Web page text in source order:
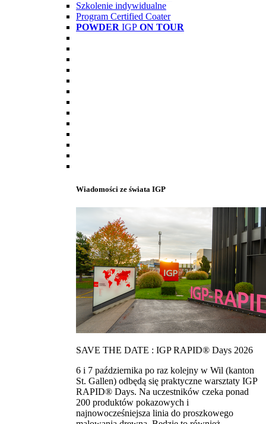
Szkolenie indywidualne
Program Certified Coater
POWDER IGP ON TOUR
Wiadomości ze świata IGP
SAVE THE DATE : IGP RAPID® Days 2026
6 i 7 października po raz kolejny w Wil (kanton
St. Gallen) odbędą się praktyczne warsztaty IGP
RAPID® Days. Na uczestników czeka ponad
200 produktów pokazowych i
najnowocześniejsza linia do proszkowego